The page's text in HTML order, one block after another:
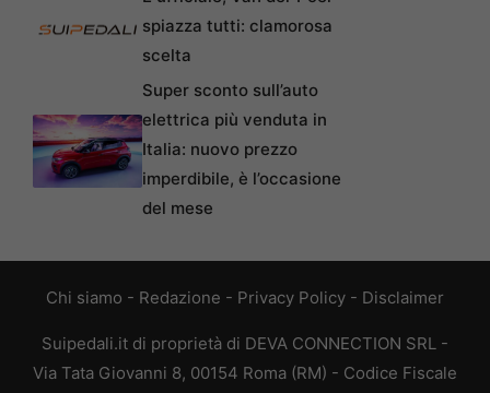
spiazza tutti: clamorosa
scelta
Super sconto sull’auto
elettrica più venduta in
Italia: nuovo prezzo
imperdibile, è l’occasione
del mese
Chi siamo - Redazione - Privacy Policy - Disclaimer
Suipedali.it di proprietà di DEVA CONNECTION SRL -
Via Tata Giovanni 8, 00154 Roma (RM) - Codice Fiscale